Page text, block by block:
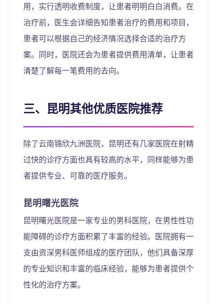
用，实行透明收费制度，让患者明明白白消费。在
治疗前，医生会详细告知患者治疗的费用和项目，
患者可以根据自己的经济情况选择合适的治疗方
案。同时，医院还会为患者提供费用清单，让患者
清楚了解每一笔费用的去向。
三、昆明其他优质医院推荐
除了云南锦欣九洲医院，昆明还有几家医院在射精
过快的诊疗方面也具有较高的水平，同样能够为患
者提供专业、可靠的医疗服务。
昆明曙光医院
昆明曙光医院是一家专业的男科医院，在男性性功
能障碍的诊疗方面积累了丰富的经验。医院拥有一
支由资深男科医师组成的医疗团队，他们具备深厚
的专业知识和丰富的临床经验，能够为患者提供个
性化的治疗方案。